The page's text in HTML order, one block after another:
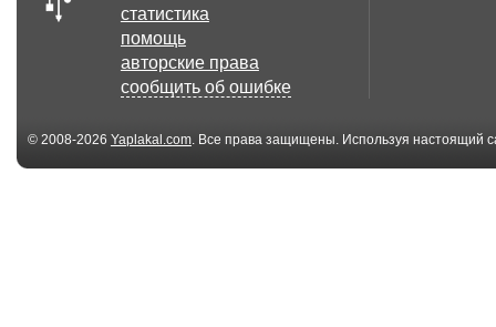
статистика
помощь
авторские права
сообщить об ошибке
© 2008-2026 Yaplakal.com. Все права защищены. Используя настоящий